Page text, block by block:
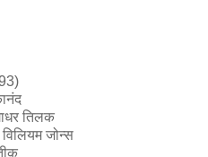
तिलक
जोन्स